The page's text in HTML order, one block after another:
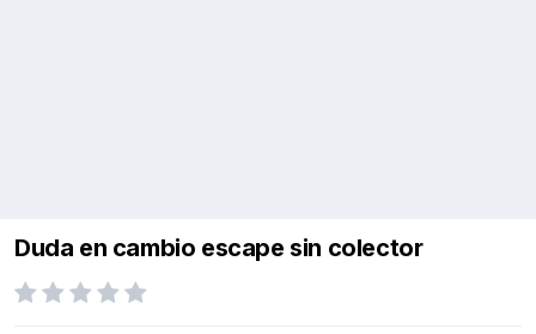
Duda en cambio escape sin colector